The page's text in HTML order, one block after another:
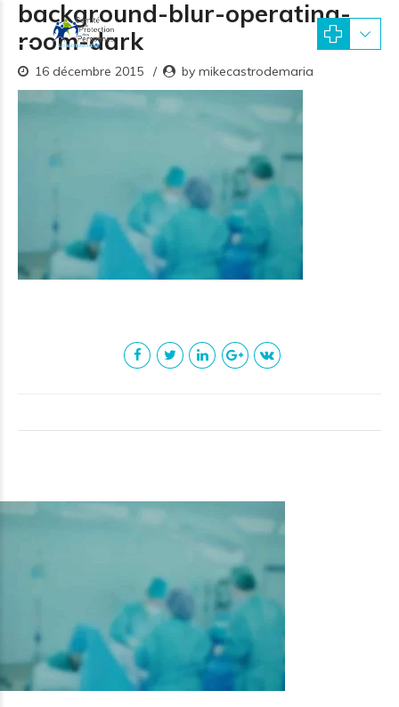
background-blur-operating-
room-dark
16 décembre 2015 by mikecastrodemaria